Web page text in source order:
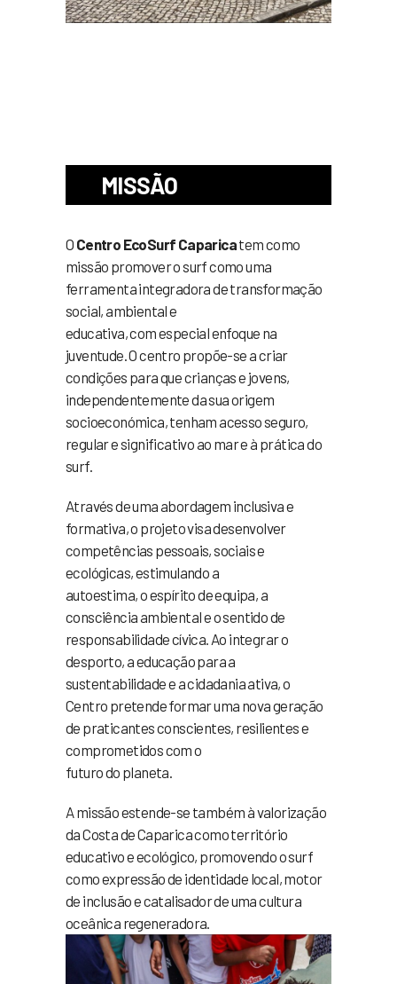
MISSÃO
O Centro EcoSurf Caparicatem como
missão promover o surf como uma
ferramenta integradora de transformação
social, ambiental e
educativa, com especial enfoque na
juventude. O centro propõe-se a criar
condições para que crianças e jovens,
independentemente da sua origem
socioeconómica, tenham acesso seguro,
regular e significativo ao mar e à prática do
surf.
Através de uma abordagem inclusiva e
formativa, o projeto visa desenvolver
competências pessoais, sociais e
ecológicas, estimulando a
autoestima, o espírito de equipa, a
consciência ambiental e o sentido de
responsabilidade cívica. Ao integrar o
desporto, a educação para a
sustentabilidade e a cidadania ativa, o
Centro pretende formar uma nova geração
de praticantes conscientes, resilientes e
comprometidos com o
futuro do planeta.
A missão estende-se também à valorização
da Costa de Caparica como território
educativo e ecológico, promovendo o surf
como expressão de identidade local, motor
de inclusão e catalisador de uma cultura
oceânica regeneradora.